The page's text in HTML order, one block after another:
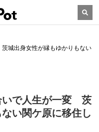
城出身女性が縁もゆかりもない
いで人生が一変 茨
い関ケ原に移住し